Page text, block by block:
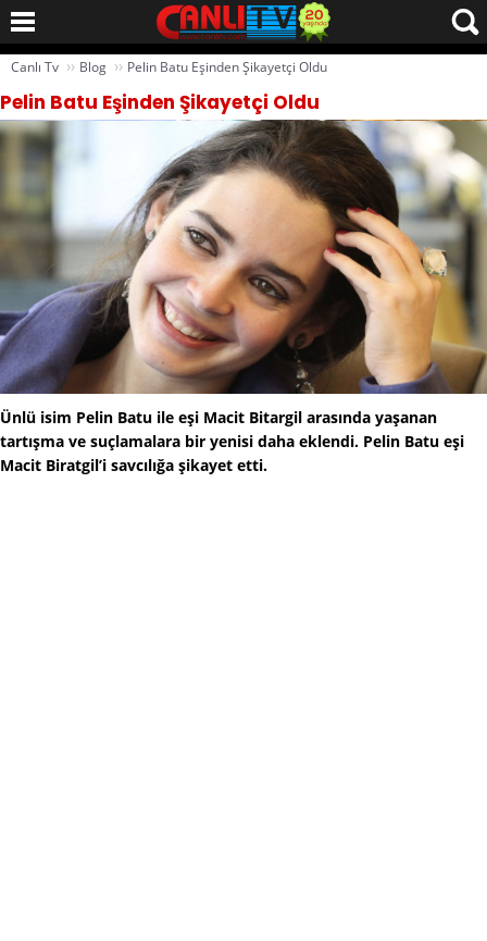
Canlı Tv ›› Blog ›› Pelin Batu Eşinden Şikayetçi Oldu
Pelin Batu Eşinden Şikayetçi Oldu
Ünlü isim Pelin Batu ile eşi Macit Bitargil arasında yaşanan
tartışma ve suçlamalara bir yenisi daha eklendi. Pelin Batu eşi
Macit Biratgil’i savcılığa şikayet etti.